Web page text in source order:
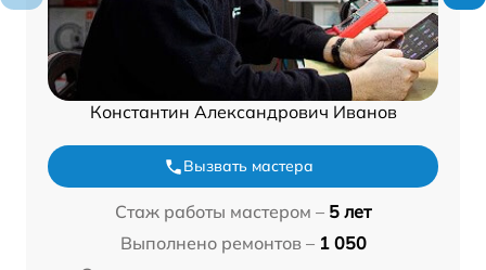
Константин Александрович Иванов
Вызвать мастера
Стаж работы мастером – 5 лет
Выполнено ремонтов – 1 050